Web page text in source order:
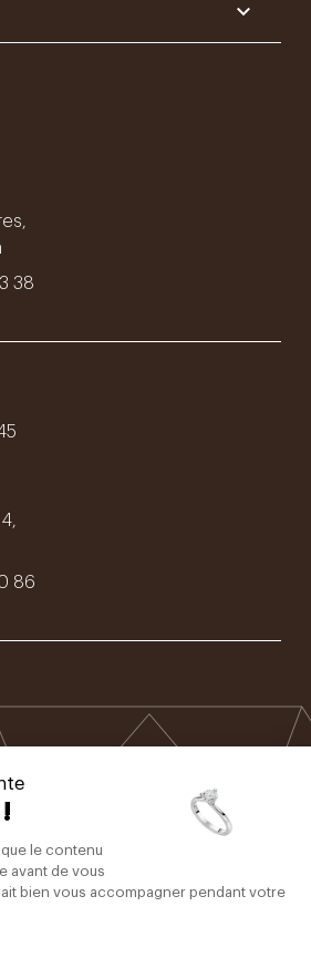

38
86
75 le contenu
avant de vous
bien vous accompagner pendant votre